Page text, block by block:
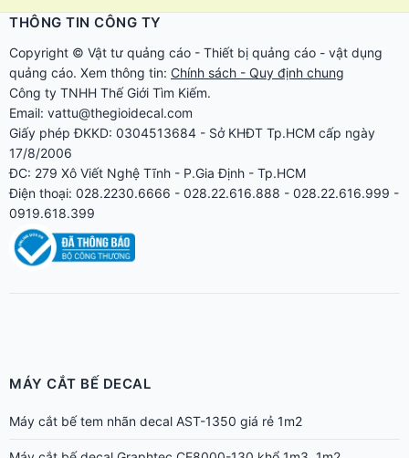
THÔNG TIN CÔNG TY
Copyright © Vật tư quảng cáo - Thiết bị quảng cáo - vật dụng
quảng cáo. Xem thông tin: Chính sách - Quy định chung
Công ty TNHH Thế Giới Tìm Kiếm.
Email: vattu@thegioidecal.com
Giấy phép ĐKKD: 0304513684 - Sở KHĐT Tp.HCM cấp ngày
17/8/2006
ĐC: 279 Xô Viết Nghệ Tĩnh - P.Gia Định - Tp.HCM
Điện thoại: 028.2230.6666 - 028.22.616.888 - 028.22.616.999 -
0919.618.399
MÁY CẮT BẾ DECAL
Máy cắt bế tem nhãn decal AST-1350 giá rẻ 1m2